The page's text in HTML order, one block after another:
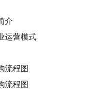
介
运营模式
流程图
流程图